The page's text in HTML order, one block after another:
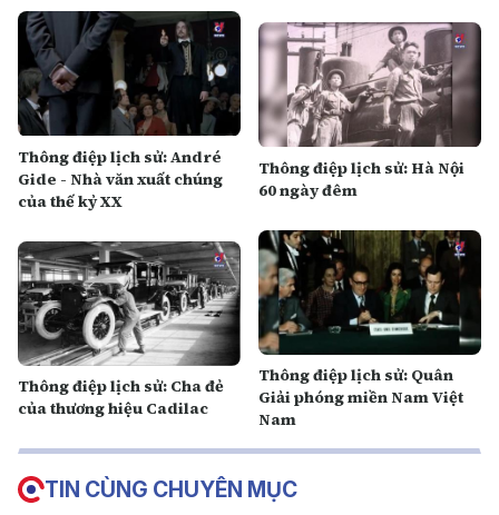
Thông điệp lịch sử: André
Gide - Nhà văn xuất chúng
của thế kỷ XX
Thông điệp lịch sử: Hà Nội
60 ngày đêm
Thông điệp lịch sử: Cha đẻ
của thương hiệu Cadilac
Thông điệp lịch sử: Quân
Giải phóng miền Nam Việt
Nam
TIN CÙNG CHUYÊN MỤC